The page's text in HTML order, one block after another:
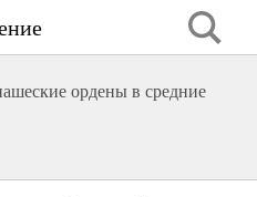
ордены в средние